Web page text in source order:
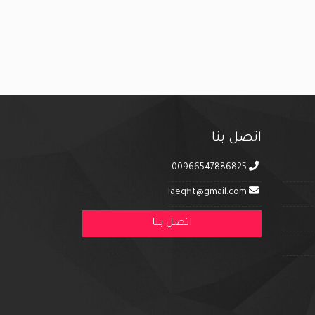
اتصل بنا
laeqfit@gmail.com
اتصل بنا